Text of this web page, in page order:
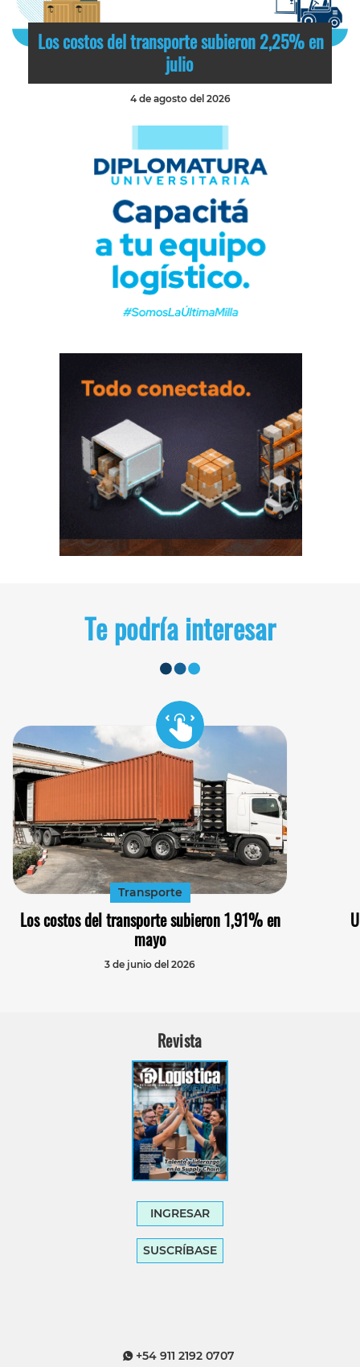
Los costos del transporte subieron 2,25% en
julio
4 de agosto del 2026
Te podría interesar
Transporte
Los costos del transporte subieron 1,91% en
mayo
3 de junio del 2026
Revista
INGRESAR
SUSCRÍBASE
+54 911 2192 0707